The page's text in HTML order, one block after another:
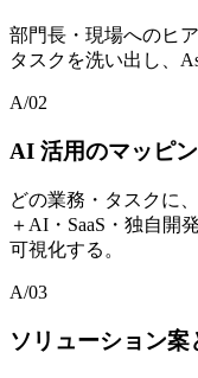
部門長・現場へのヒ
タスクを洗い出し、
A/02
AI 活用のマッピ
どの業務・タスクに
＋AI・SaaS・独自開
可視化する。
A/03
ソリューション案